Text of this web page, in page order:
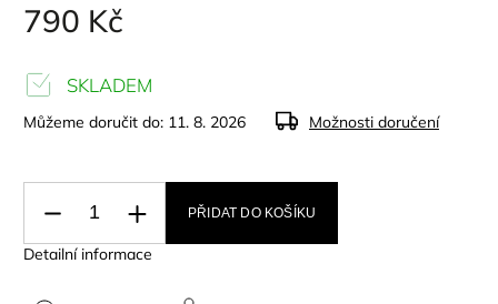
790 Kč
SKLADEM
Můžeme doručit do: 11. 8. 2026 Možnosti doručení
PŘIDAT DO KOŠÍKU
Detailní informace